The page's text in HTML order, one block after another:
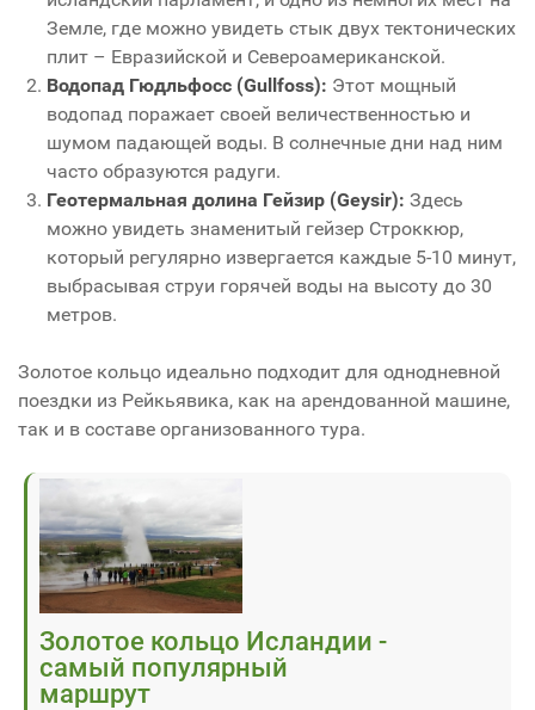
Земле, где можно увидеть стык двух тектонических
плит – Евразийской и Североамериканской.
Водопад Гюдльфосс (Gullfoss): Этот мощный
водопад поражает своей величественностью и
шумом падающей воды. В солнечные дни над ним
часто образуются радуги.
Геотермальная долина Гейзир (Geysir): Здесь
можно увидеть знаменитый гейзер Строккюр,
который регулярно извергается каждые 5-10 минут,
выбрасывая струи горячей воды на высоту до 30
метров.
Золотое кольцо идеально подходит для однодневной
поездки из Рейкьявика, как на арендованной машине,
так и в составе организованного тура.
Золотое кольцо Исландии -
самый популярный
маршрут